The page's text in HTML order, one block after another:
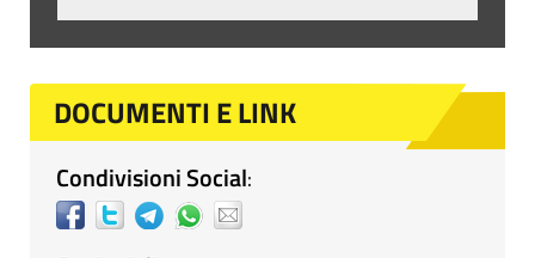
DOCUMENTI E LINK
Condivisioni Social: